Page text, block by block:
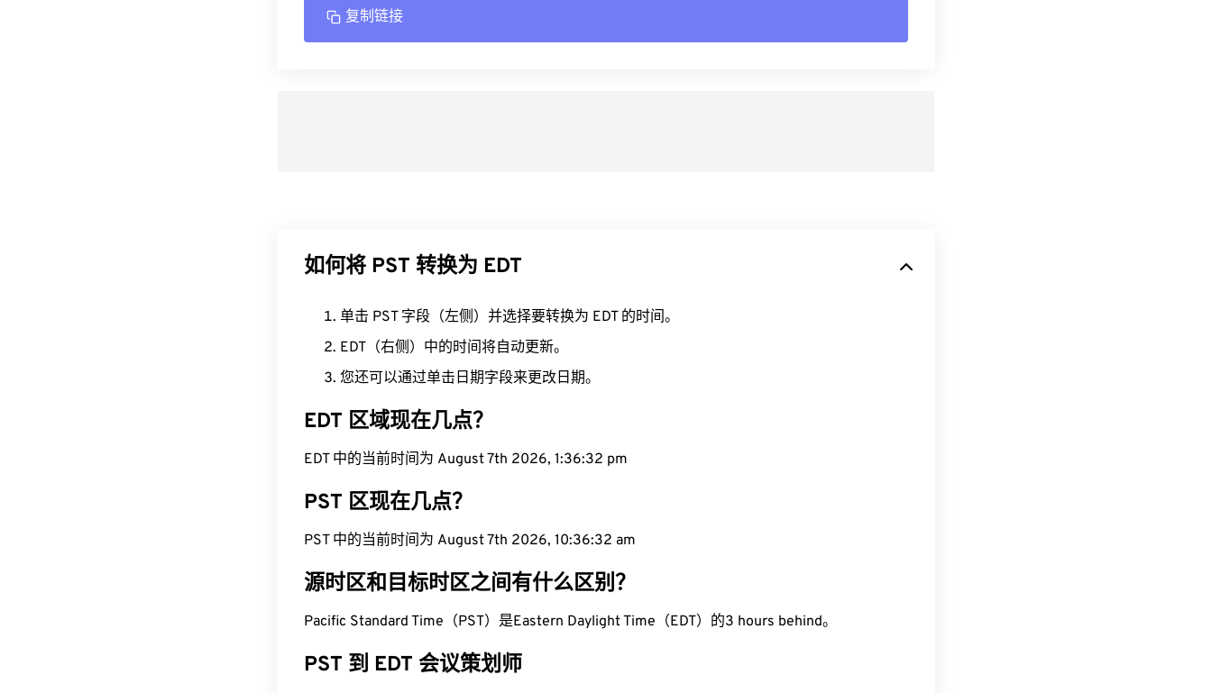
复制链接
如何将 PST 转换为 EDT
单击 PST 字段（左侧）并选择要转换为 EDT 的时间。
EDT（右侧）中的时间将自动更新。
您还可以通过单击日期字段来更改日期。
EDT 区域现在几点？
EDT 中的当前时间为 August 7th 2026, 1:36:33 pm
PST 区现在几点？
PST 中的当前时间为 August 7th 2026, 10:36:33 am
源时区和目标时区之间有什么区别？
Pacific Standard Time（PST）是Eastern Daylight Time（EDT）的3 hours behind。
PST 到 EDT 会议策划师